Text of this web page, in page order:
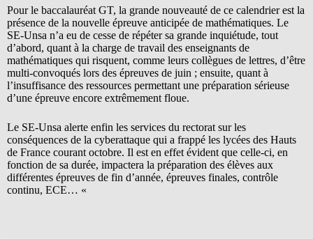
Pour le baccalauréat GT, la grande nouveauté de ce calendrier est la
présence de la nouvelle épreuve anticipée de mathématiques. Le
SE-Unsa n’a eu de cesse de répéter sa grande inquiétude, tout
d’abord, quant à la charge de travail des enseignants de
mathématiques qui risquent, comme leurs collègues de lettres, d’être
multi-convoqués lors des épreuves de juin ; ensuite, quant à
l’insuffisance des ressources permettant une préparation sérieuse
d’une épreuve encore extrêmement floue.
Le SE-Unsa alerte enfin les services du rectorat sur les
conséquences de la cyberattaque qui a frappé les lycées des Hauts
de France courant octobre. Il est en effet évident que celle-ci, en
fonction de sa durée, impactera la préparation des élèves aux
différentes épreuves de fin d’année, épreuves finales, contrôle
continu, ECE… «